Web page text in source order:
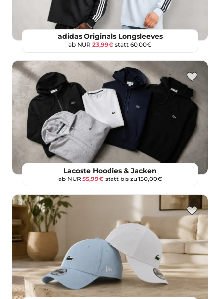
adidas Originals Longsleeves
ab NUR 23,99€ statt 60,00€
Lacoste Hoodies & Jacken
ab NUR 55,99€statt bis zu150,00€